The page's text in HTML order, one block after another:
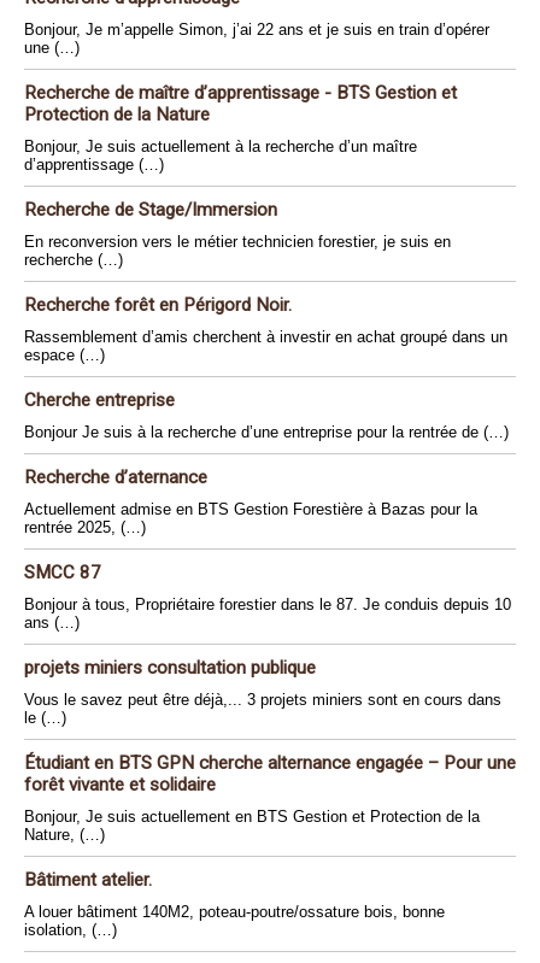
Bonjour, Je m’appelle Simon, j’ai 22 ans et je suis en train d’opérer
une (…)
Recherche de maître d’apprentissage - BTS Gestion et
Protection de la Nature
Bonjour, Je suis actuellement à la recherche d’un maître
d’apprentissage (…)
Recherche de Stage/Immersion
En reconversion vers le métier technicien forestier, je suis en
recherche (…)
Recherche forêt en Périgord Noir.
Rassemblement d’amis cherchent à investir en achat groupé dans un
espace (…)
Cherche entreprise
Bonjour Je suis à la recherche d’une entreprise pour la rentrée de (…)
Recherche d’aternance
Actuellement admise en BTS Gestion Forestière à Bazas pour la
rentrée 2025, (…)
SMCC 87
Bonjour à tous, Propriétaire forestier dans le 87. Je conduis depuis 10
ans (…)
projets miniers consultation publique
Vous le savez peut être déjà,... 3 projets miniers sont en cours dans
le (…)
Étudiant en BTS GPN cherche alternance engagée – Pour une
forêt vivante et solidaire
Bonjour, Je suis actuellement en BTS Gestion et Protection de la
Nature, (…)
Bâtiment atelier.
A louer bâtiment 140M2, poteau-poutre/ossature bois, bonne
isolation, (…)